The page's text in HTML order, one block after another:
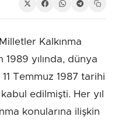
Kalkınma
1989 yılında, dünya
Temmuz 1987 tarihi
edilmişti. Her yıl
konularına ilişkin